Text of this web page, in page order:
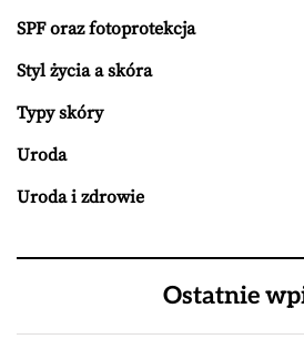
SPF oraz fotoprotekcja
Styl życia a skóra
Typy skóry
Uroda
Uroda i zdrowie
Ostatnie